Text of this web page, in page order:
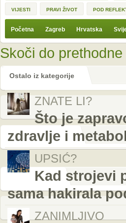
VIJESTI PRAVI ŽIVOT POD
Početna Zagreb Hrvatska
Skoči do
Ostalo iz kategorije
ZNATE LI?
Što je
zdravlje i
UPSIĆ?
Kad strojevi
sama hakirala
ZANIMLJIVO